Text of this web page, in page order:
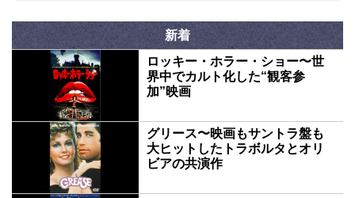
新着
ロッキー・ホラー・ショー〜世
界中でカルト化した“観客参
加”映画
グリース〜映画もサントラ盤も
大ヒットしたトラボルタとオリ
ビアの共演作